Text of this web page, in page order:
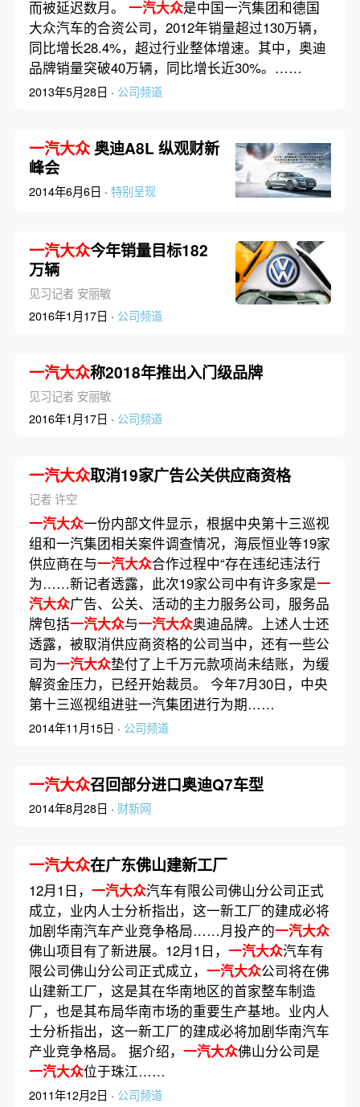
而被延迟数月。 一汽大众是中国一汽集团和德国
大众汽车的合资公司，2012年销量超过130万辆，
同比增长28.4%，超过行业整体增速。其中，奥迪
品牌销量突破40万辆，同比增长近30%。……
2013年5月28日 · 公司频道
一汽大众奥迪A8L 纵观财新
峰会
2014年6月6日 · 特别呈现
一汽大众今年销量目标182
万辆
见习记者 安丽敏
2016年1月17日 · 公司频道
一汽大众称2018年推出入门级品牌
见习记者 安丽敏
2016年1月17日 · 公司频道
一汽大众取消19家广告公关供应商资格
记者 许空
一汽大众一份内部文件显示，根据中央第十三巡视
组和一汽集团相关案件调查情况，海辰恒业等19家
供应商在与一汽大众合作过程中“存在违纪违法行
为……新记者透露，此次19家公司中有许多家是一
汽大众广告、公关、活动的主力服务公司，服务品
牌包括一汽大众与一汽大众奥迪品牌。上述人士还
透露，被取消供应商资格的公司当中，还有一些公
司为一汽大众垫付了上千万元款项尚未结账，为缓
解资金压力，已经开始裁员。 今年7月30日，中央
第十三巡视组进驻一汽集团进行为期……
2014年11月15日 · 公司频道
一汽大众召回部分进口奥迪Q7车型
2014年8月28日 · 财新网
一汽大众在广东佛山建新工厂
12月1日， 一汽大众汽车有限公司佛山分公司正式
成立，业内人士分析指出，这一新工厂的建成必将
加剧华南汽车产业竞争格局……月投产的一汽大众
佛山项目有了新进展。12月1日， 一汽大众汽车有
限公司佛山分公司正式成立， 一汽大众公司将在佛
山建新工厂，这是其在华南地区的首家整车制造
厂，也是其布局华南市场的重要生产基地。业内人
士分析指出，这一新工厂的建成必将加剧华南汽车
产业竞争格局。 据介绍， 一汽大众佛山分公司是
一汽大众位于珠江……
2011年12月2日 · 公司频道